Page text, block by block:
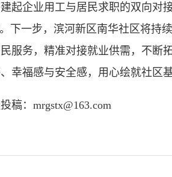
起企业用工与居民求职的双向对
下一步，滨河新区南华社区将持
服务，精准对接就业供需，不断
幸福感与安全感，用心绘就社区
稿：mrgstx@163.com